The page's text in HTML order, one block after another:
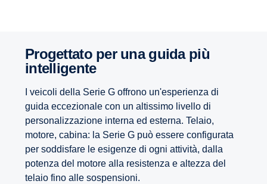
Progettato per una guida più
intelligente
I veicoli della Serie G offrono un'esperienza di
guida eccezionale con un altissimo livello di
personalizzazione interna ed esterna. Telaio,
motore, cabina: la Serie G può essere configurata
per soddisfare le esigenze di ogni attività, dalla
potenza del motore alla resistenza e altezza del
telaio fino alle sospensioni.